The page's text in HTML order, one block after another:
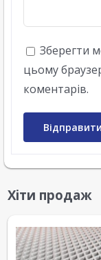
Зберегти
цьому
коментарів.
Хіти продаж